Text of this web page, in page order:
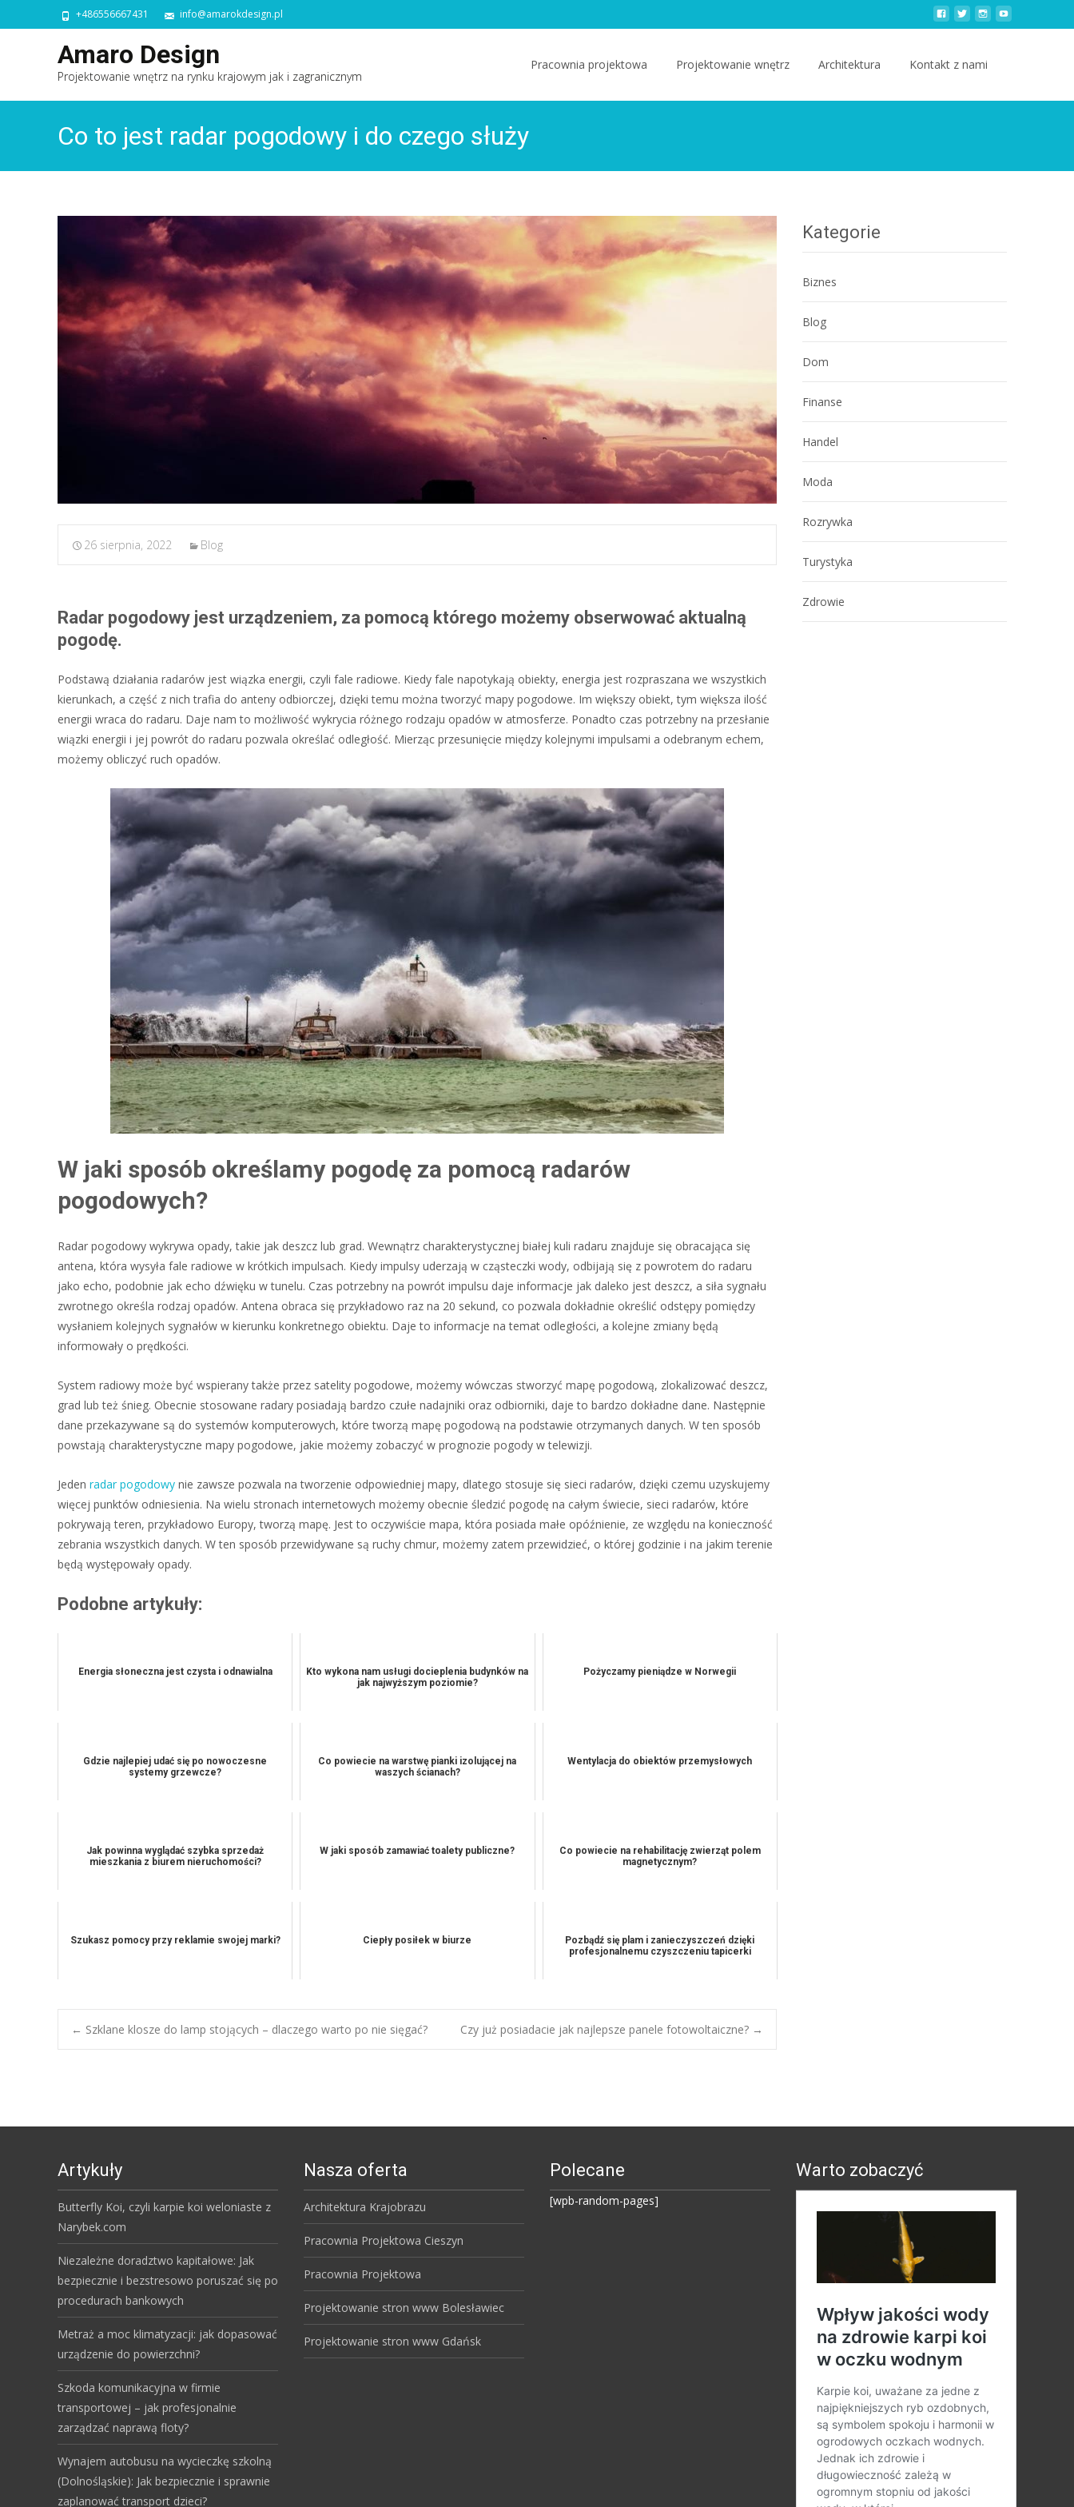
+486556667431 info@amarokdesign.pl
Amaro Design
Projektowanie wnętrz na rynku krajowym jak i zagranicznym
Pracownia projektowa Projektowanie wnętrz Architektura Kontakt z nami
Co to jest radar pogodowy i do czego służy
26 sierpnia, 2022 Blog
Radar pogodowy jest urządzeniem, za pomocą którego możemy obserwować aktualną
pogodę.
Podstawą działania radarów jest wiązka energii, czyli fale radiowe. Kiedy fale napotykają obiekty, energia jest rozpraszana we wszystkich
kierunkach, a część z nich trafia do anteny odbiorczej, dzięki temu można tworzyć mapy pogodowe. Im większy obiekt, tym większa ilość
energii wraca do radaru. Daje nam to możliwość wykrycia różnego rodzaju opadów w atmosferze. Ponadto czas potrzebny na przesłanie
wiązki energii i jej powrót do radaru pozwala określać odległość. Mierząc przesunięcie między kolejnymi impulsami a odebranym echem,
możemy obliczyć ruch opadów.
W jaki sposób określamy pogodę za pomocą radarów
pogodowych?
Radar pogodowy wykrywa opady, takie jak deszcz lub grad. Wewnątrz charakterystycznej białej kuli radaru znajduje się obracająca się
antena, która wysyła fale radiowe w krótkich impulsach. Kiedy impulsy uderzają w cząsteczki wody, odbijają się z powrotem do radaru
jako echo, podobnie jak echo dźwięku w tunelu. Czas potrzebny na powrót impulsu daje informacje jak daleko jest deszcz, a siła sygnału
zwrotnego określa rodzaj opadów. Antena obraca się przykładowo raz na 20 sekund, co pozwala dokładnie określić odstępy pomiędzy
wysłaniem kolejnych sygnałów w kierunku konkretnego obiektu. Daje to informacje na temat odległości, a kolejne zmiany będą
informowały o prędkości.
System radiowy może być wspierany także przez satelity pogodowe, możemy wówczas stworzyć mapę pogodową, zlokalizować deszcz,
grad lub też śnieg. Obecnie stosowane radary posiadają bardzo czułe nadajniki oraz odbiorniki, daje to bardzo dokładne dane. Następnie
dane przekazywane są do systemów komputerowych, które tworzą mapę pogodową na podstawie otrzymanych danych. W ten sposób
powstają charakterystyczne mapy pogodowe, jakie możemy zobaczyć w prognozie pogody w telewizji.
Jeden radar pogodowy nie zawsze pozwala na tworzenie odpowiedniej mapy, dlatego stosuje się sieci radarów, dzięki czemu uzyskujemy
więcej punktów odniesienia. Na wielu stronach internetowych możemy obecnie śledzić pogodę na całym świecie, sieci radarów, które
pokrywają teren, przykładowo Europy, tworzą mapę. Jest to oczywiście mapa, która posiada małe opóźnienie, ze względu na konieczność
zebrania wszystkich danych. W ten sposób przewidywane są ruchy chmur, możemy zatem przewidzieć, o której godzinie i na jakim terenie
będą występowały opady.
Podobne artykuły:
Energia słoneczna jest czysta i odnawialna
Kto wykona nam usługi docieplenia budynków na
jak najwyższym poziomie?
Pożyczamy pieniądze w Norwegii
Gdzie najlepiej udać się po nowoczesne
systemy grzewcze?
Co powiecie na warstwę pianki izolującej na
waszych ścianach?
Wentylacja do obiektów przemysłowych
Jak powinna wyglądać szybka sprzedaż
mieszkania z biurem nieruchomości?
W jaki sposób zamawiać toalety publiczne?
Co powiecie na rehabilitację zwierząt polem
magnetycznym?
Szukasz pomocy przy reklamie swojej marki? Ciepły posiłek w biurze
Pozbądź się plam i zanieczyszczeń dzięki
profesjonalnemu czyszczeniu tapicerki
Post
← Szklane klosze do lamp stojących – dlaczego warto po nie sięgać? Czy już posiadacie jak najlepsze panele fotowoltaiczne? →
Kategorie
Biznes
Blog
Dom
Finanse
Handel
Moda
Rozrywka
Turystyka
Zdrowie
Artykuły
Butterfly Koi, czyli karpie koi weloniaste z
Narybek.com
Niezależne doradztwo kapitałowe: Jak
bezpiecznie i bezstresowo poruszać się po
procedurach bankowych
Metraż a moc klimatyzacji: jak dopasować
urządzenie do powierzchni?
Szkoda komunikacyjna w firmie
transportowej – jak profesjonalnie
zarządzać naprawą floty?
Wynajem autobusu na wycieczkę szkolną
(Dolnośląskie): Jak bezpiecznie i sprawnie
zaplanować transport dzieci?
Nasza oferta
Architektura Krajobrazu
Pracownia Projektowa Cieszyn
Pracownia Projektowa
Projektowanie stron www Bolesławiec
Projektowanie stron www Gdańsk
Polecane
[wpb-random-pages]
Warto zobaczyć